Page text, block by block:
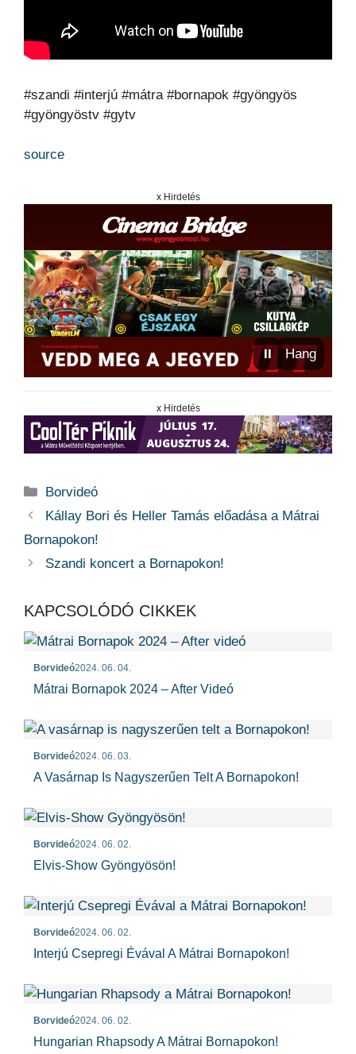
#szandi #interjú #mátra #bornapok #gyöngyös
#gyöngyöstv #gytv
source
x Hirdetés
⏸ Hang
x Hirdetés
Kategória
Borvideó
Kállay Bori és Heller Tamás előadása a Mátrai
Bornapokon!
Szandi koncert a Bornapokon!
KAPCSOLÓDÓ CIKKEK
Borvideó2024. 06. 04.
Mátrai Bornapok 2024 – After Videó
Borvideó2024. 06. 03.
A Vasárnap Is Nagyszerűen Telt A Bornapokon!
Borvideó2024. 06. 02.
Elvis-Show Gyöngyösön!
Borvideó2024. 06. 02.
Interjú Csepregi Évával A Mátrai Bornapokon!
Borvideó2024. 06. 02.
Hungarian Rhapsody A Mátrai Bornapokon!